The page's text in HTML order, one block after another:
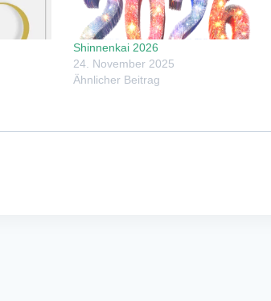
Shinnenkai 2026
24. November 2025
Ähnlicher Beitrag